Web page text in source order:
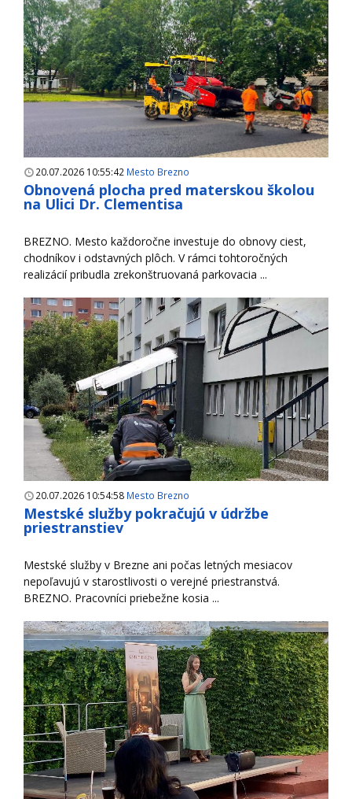
20.07.2026 10:55:42 Mesto Brezno
Obnovená plocha pred materskou školou
na Ulici Dr. Clementisa
BREZNO. Mesto každoročne investuje do obnovy ciest,
chodníkov i odstavných plôch. V rámci tohtoročných
realizácií pribudla zrekonštruovaná parkovacia ...
20.07.2026 10:54:58 Mesto Brezno
Mestské služby pokračujú v údržbe
priestranstiev
Mestské služby v Brezne ani počas letných mesiacov
nepoľavujú v starostlivosti o verejné priestranstvá.
BREZNO. Pracovníci priebežne kosia ...